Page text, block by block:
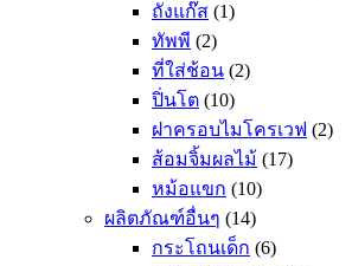
ถังแก๊ส (1)
ทัพพี (2)
ที่ใส่ช้อน (2)
ปิ่นโต (10)
ฝาครอบไมโครเวฟ (2)
ส้อมจิ้มผลไม้ (17)
หม้อแขก (10)
ผลิตภัณฑ์อื่นๆ (14)
กระโถนเด็ก (6)